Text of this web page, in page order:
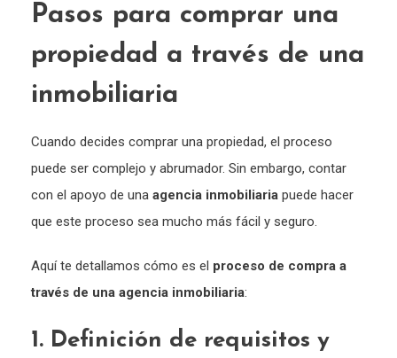
Pasos para comprar una
propiedad a través de una
inmobiliaria
Cuando decides comprar una propiedad, el proceso
puede ser complejo y abrumador. Sin embargo, contar
con el apoyo de una agencia inmobiliaria puede hacer
que este proceso sea mucho más fácil y seguro.
Aquí te detallamos cómo es el proceso de compra a
través de una agencia inmobiliaria:
1. Definición de requisitos y